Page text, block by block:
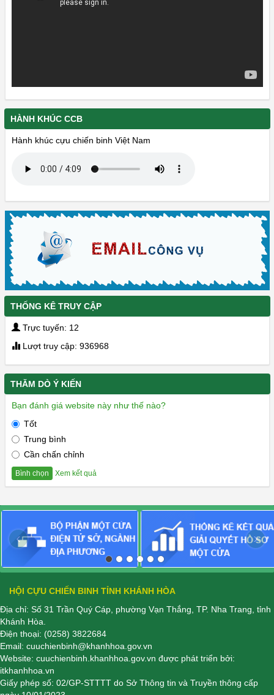
HÀNH KHÚC CCB
Hành khúc cựu chiến binh Việt Nam
THỐNG KÊ TRUY CẬP
Trực tuyến: 12
Lượt truy cập: 936968
THĂM DÒ Ý KIẾN
Bạn đánh giá website này như thế nào?
Tốt
Trung bình
Cần chấn chỉnh
Bình chọn Xem kết quả
‹ ›
HỘI CỰU CHIẾN BINH TỈNH KHÁNH HÒA
Địa chỉ: Số 31 Trần Quý Cáp, phường Vạn Thắng, TP. Nha Trang, tỉnh
Khánh Hòa.
Điện thoại: (0258) 3822684
Email: cuuchienbinh@khanhhoa.gov.vn
Website: cuuchienbinh.khanhhoa.gov.vn được phát triển bởi:
itkhanhhoa.vn
Giấy phép số: 02/GP-STTTT do Sở Thông tin và Truyền thông cấp